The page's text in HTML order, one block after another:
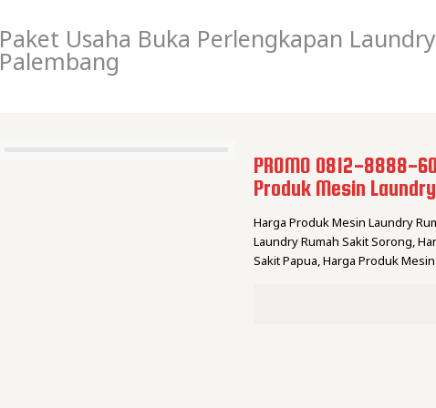
Paket Usaha Buka Perlengkapan
Palembang
PROMO 0812-8888-
Produk Mesin
Harga Produk Mesin Laundry
Laundry Rumah Sakit Sorong,
Sakit Papua, Harga Produk